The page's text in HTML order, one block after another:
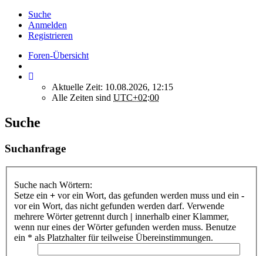
Suche
Anmelden
Registrieren
Foren-Übersicht
Aktuelle Zeit: 10.08.2026, 12:15
Alle Zeiten sind UTC+02:00
Suche
Suchanfrage
Suche nach Wörtern:
Setze ein + vor ein Wort, das gefunden werden muss und ein -
vor ein Wort, das nicht gefunden werden darf. Verwende
mehrere Wörter getrennt durch | innerhalb einer Klammer,
wenn nur eines der Wörter gefunden werden muss. Benutze
ein * als Platzhalter für teilweise Übereinstimmungen.